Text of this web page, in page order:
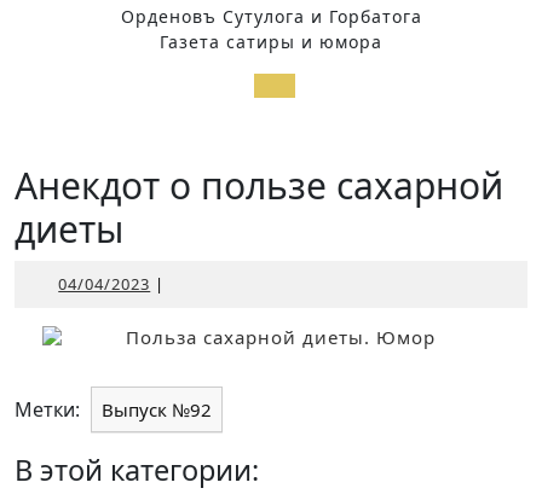
Орденовъ Сутулога и Горбатога
Газета сатиры и юмора
Открыть
Анекдот о пользе сахарной
диеты
04/04/2023 04/04/2023
|
Метки: Выпуск №92
В этой категории: